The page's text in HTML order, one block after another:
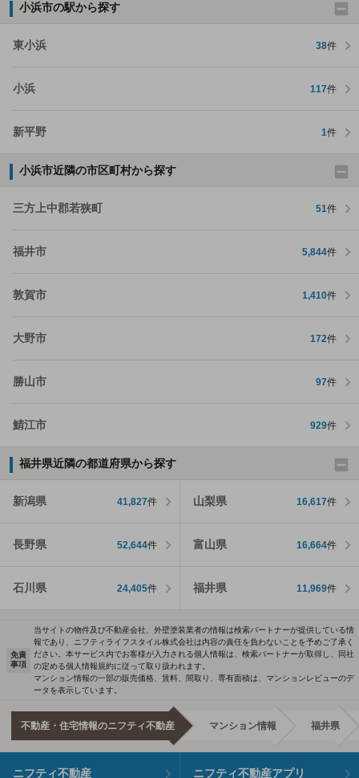
小浜市の駅から探す
東小浜 38件
小浜 117件
新平野 1件
小浜市近隣の市区町村から探す
三方上中郡若狭町 51件
福井市 5,844件
敦賀市 1,410件
大野市 172件
勝山市 97件
鯖江市 929件
福井県近隣の都道府県から探す
新潟県 41,827件 山梨県 16,617件
長野県 52,644件 富山県 16,664件
石川県 24,405件 福井県 11,969件
免責
事項
当サイトの物件及び不動産会社、外壁塗装業者の情報は検索パートナーが提供している情
報であり、ニフティライフスタイル株式会社は内容の責任を負わないことを予めご了承く
ださい。本サービス内でお客様が入力される個人情報は、検索パートナーが取得し、同社
の定める個人情報規約に従って取り扱われます。
マンション情報の一部の販売価格、賃料、間取り、専有面積は、マンションレビューのデ
ータを表示しています。
不動産・住宅情報のニフティ不動産 マンション情報 福井県
ニフティ不動産 ニフティ不動産アプリ